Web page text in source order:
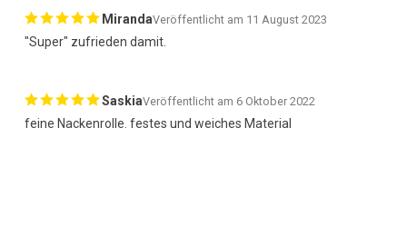
MirandaVeröffentlicht am 11 August 2023
"Super" zufrieden damit.
SaskiaVeröffentlicht am 6 Oktober 2022
feine Nackenrolle. festes und weiches Material